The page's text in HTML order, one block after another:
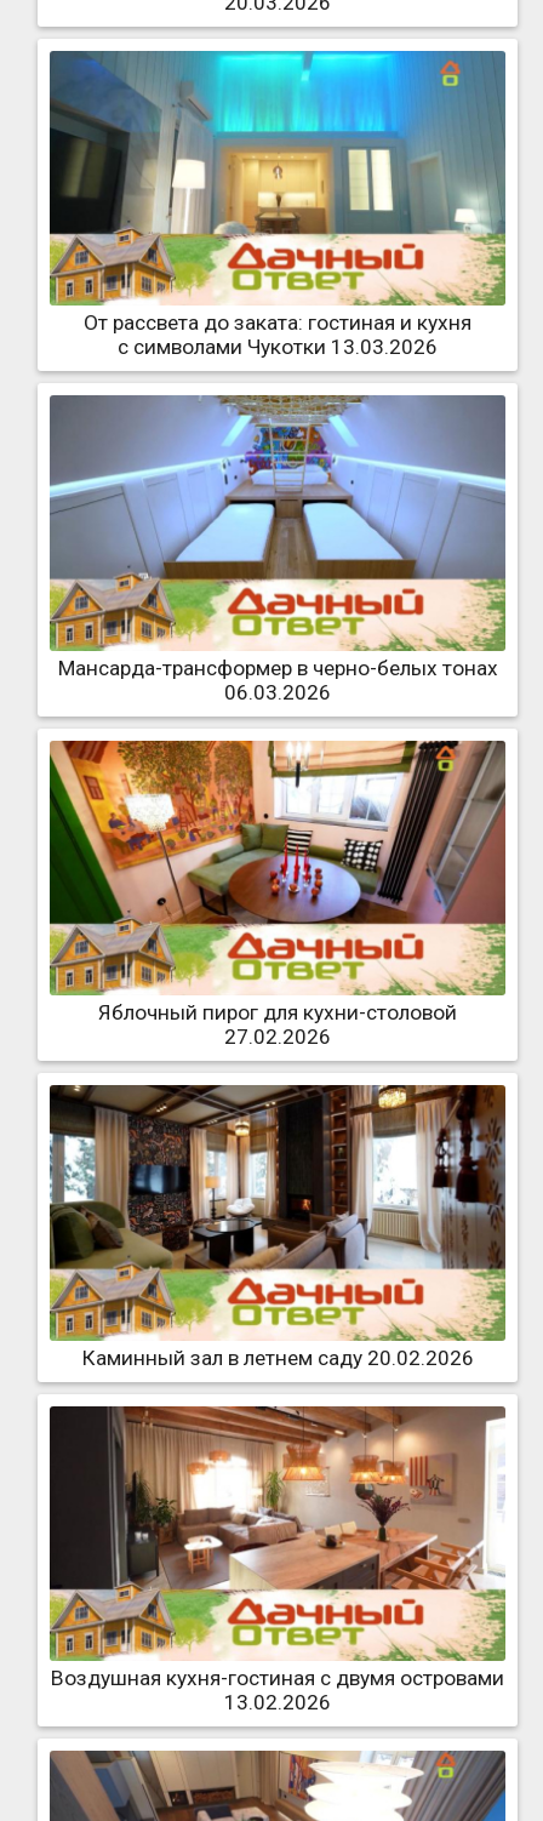
От рассвета до заката: гостиная и кухня
с символами Чукотки 13.03.2026
Мансарда-трансформер в черно-белых тонах
06.03.2026
Яблочный пирог для кухни-столовой
27.02.2026
Каминный зал в летнем саду 20.02.2026
Воздушная кухня-гостиная с двумя островами
13.02.2026